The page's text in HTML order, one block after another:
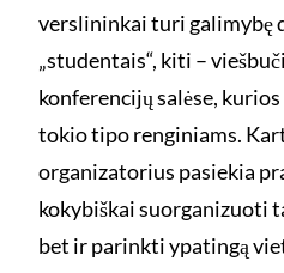
verslininkai turi galimybę
„studentais“, kiti –
konferencijų salėse,
tokio tipo renginiams.
organizatorius pasiekia
kokybiškai suorganizuoti
bet ir parinkti ypatingą